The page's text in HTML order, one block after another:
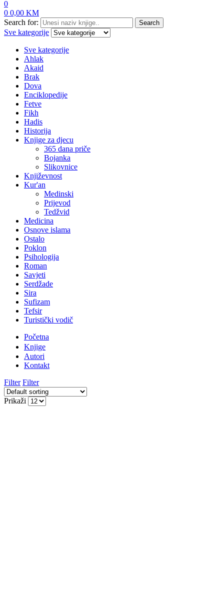
0
0 0,00 KM
Search for:
Search
Sve kategorije
Sve kategorije
Ahlak
Akaid
Brak
Dova
Enciklopedije
Fetve
Fikh
Hadis
Historija
Knjige za djecu
365 dana priče
Bojanka
Slikovnice
Književnost
Kur'an
Medinski
Prijevod
Tedžvid
Medicina
Osnove islama
Ostalo
Poklon
Psihologija
Roman
Savjeti
Serdžade
Sira
Sufizam
Tefsir
Turistički vodič
Početna
Knjige
Autori
Kontakt
Filter Filter
Prikaži